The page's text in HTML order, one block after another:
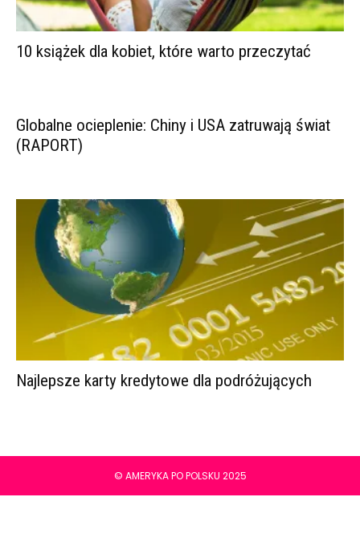
10 książek dla kobiet, które warto przeczytać
Globalne ocieplenie: Chiny i USA zatruwają świat
(RAPORT)
Najlepsze karty kredytowe dla podróżujących
© AMERYKA PO POLSKU 2025